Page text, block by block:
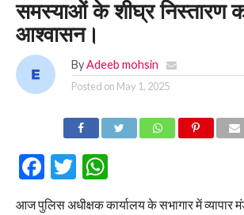
समस्याओं के शीघ्र निस्तारण
आश्वासन।
By Adeeb mohsin
Posted on May 1, 2025
Facebook
Twitter
WhatsApp
आज पुलिस अधीक्षक कार्यालय के सभागार में व्यापार